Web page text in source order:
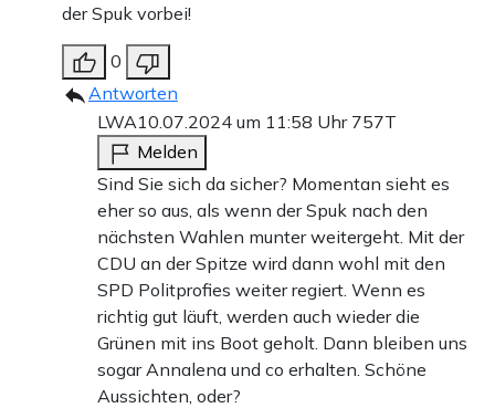
der Spuk vorbei!
0
Antworten
LWA10.07.2024 um 11:58 Uhr 757T
Melden
Sind Sie sich da sicher? Momentan sieht es
eher so aus, als wenn der Spuk nach den
nächsten Wahlen munter weitergeht. Mit der
CDU an der Spitze wird dann wohl mit den
SPD Politprofies weiter regiert. Wenn es
richtig gut läuft, werden auch wieder die
Grünen mit ins Boot geholt. Dann bleiben uns
sogar Annalena und co erhalten. Schöne
Aussichten, oder?